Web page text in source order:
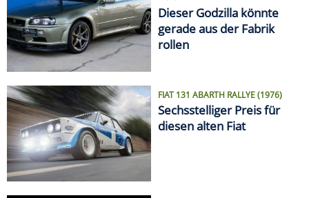
Dieser Godzilla könnte
gerade aus der Fabrik
rollen
FIAT 131 ABARTH RALLYE (1976)
Sechsstelliger Preis für
diesen alten Fiat